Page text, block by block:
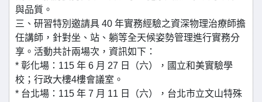
與品質。
三、研習特別邀請具 40 年實務經驗之資深物理治療師擔
任講師，針對坐、站、躺等全天候姿勢管理進行實務分
享。活動共計兩場次，資訊如下：
* 彰化場：115 年 6 月 27 日（六），國立和美實驗學
校；行政大樓4樓會議室。
* 台北場：115 年 7 月 11 日（六），台北市立文山特殊